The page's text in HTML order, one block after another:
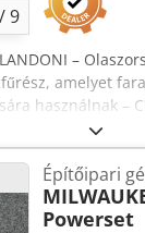
/9
–
amelyet
használnak –
Widia
típusú lánc,
240 cm
Teljes
Súly: 300 kg
Építőipari
Powerset